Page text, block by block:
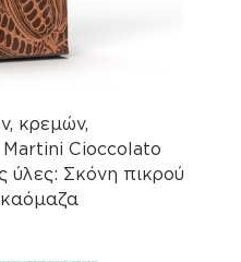
κρεμών,
Cioccolato
ύλες: Σκόνη πικρού